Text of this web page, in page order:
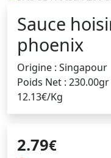
Sauce
phoenix
Origine : Singapour
Poids Net : 230.00gr
12.13€/Kg
2.79€